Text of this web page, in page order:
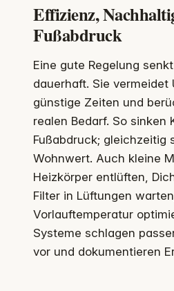
Effizienz,
Fußabdruck
Eine gute Regelung
dauerhaft. Sie vermeidet
günstige Zeiten und
realen Bedarf. So sinken
Fußabdruck; gleichzeitig
Wohnwert. Auch kleine
Heizkörper entlüften,
Filter in Lüftungen warten,
Vorlauftemperatur
Systeme schlagen
vor und dokumentieren